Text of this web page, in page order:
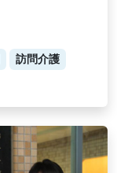
訪問介護